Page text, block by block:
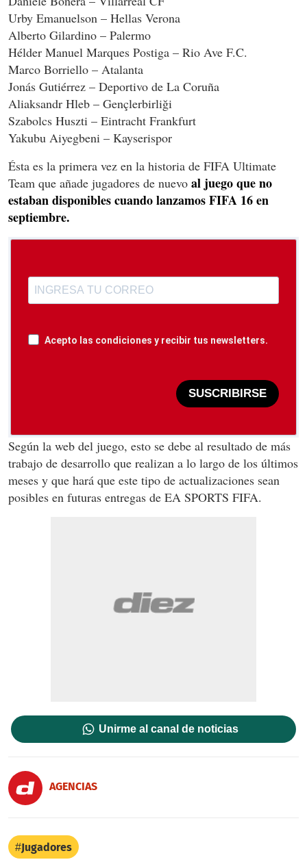
Urby Emanuelson – Hellas Verona
Alberto Gilardino – Palermo
Hélder Manuel Marques Postiga – Rio Ave F.C.
Marco Borriello – Atalanta
Jonás Gutiérrez – Deportivo de La Coruña
Aliaksandr Hleb – Gençlerbirliği
Szabolcs Huszti – Eintracht Frankfurt
Yakubu Aiyegbeni – Kayserispor
Ésta es la primera vez en la historia de FIFA Ultimate
Team que añade jugadores de nuevo al juego que no
estaban disponibles cuando lanzamos FIFA 16 en
septiembre.
Acepto las condiciones y recibir tus newsletters.
SUSCRIBIRSE
Según la web del juego, esto se debe al resultado de más
trabajo de desarrollo que realizan a lo largo de los últimos
meses y que hará que este tipo de actualizaciones sean
posibles en futuras entregas de EA SPORTS FIFA.
Unirme al canal de noticias
AGENCIAS
Jugadores